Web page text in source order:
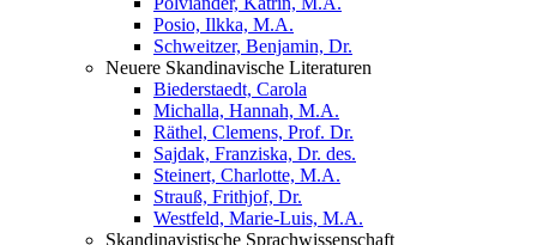
Posio, Ilkka, M.A.
Schweitzer, Benjamin, Dr.
Neuere Skandinavische Literaturen
Biederstaedt, Carola
Michalla, Hannah, M.A.
Räthel, Clemens, Prof. Dr.
Sajdak, Franziska, Dr. des.
Steinert, Charlotte, M.A.
Strauß, Frithjof, Dr.
Westfeld, Marie-Luis, M.A.
Skandinavistische Sprachwissenschaft